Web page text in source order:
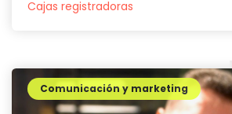
Cajas registradoras
Comunicación y marketing